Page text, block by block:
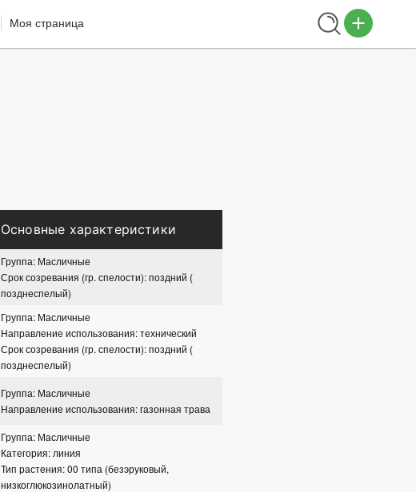
Моя страница
Основные характеристики
Группа: Масличные
Срок созревания (гр. спелости): поздний (
позднеспелый)
Группа: Масличные
Направление использования: технический
Срок созревания (гр. спелости): поздний (
позднеспелый)
Группа: Масличные
Направление использования: газонная трава
Группа: Масличные
Категория: линия
Тип растения: 00 типа (безэруковый,
низкоглюкозинолатный)